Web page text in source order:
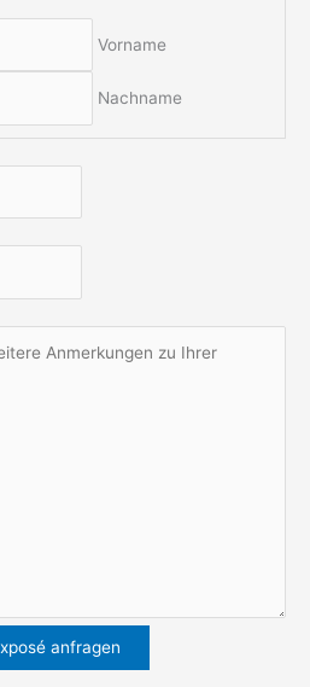
Vorname
Nachname